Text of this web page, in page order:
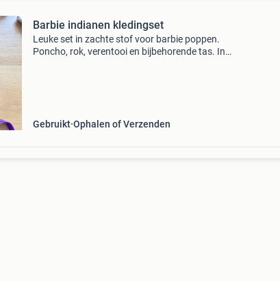
Barbie indianen kledingset
Leuke set in zachte stof voor barbie poppen.
Poncho, rok, verentooi en bijbehorende tas. In
Gebruikt Ophalen of Verzenden